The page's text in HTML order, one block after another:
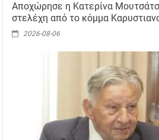
Αποχώρησε η Κατερίνα
στελέχη από το κόμμα
2026-08-06